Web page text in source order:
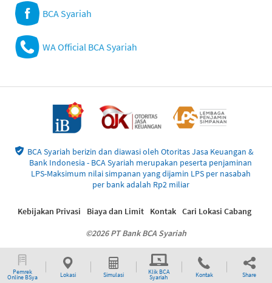
Pemrek
Online BSya Lokasi Simulasi Klik BCA
Syariah Kontak Share
BCA Syariah
WA Official BCA Syariah
BCA Syariah berizin dan diawasi oleh Otoritas Jasa Keuangan &
Bank Indonesia - BCA Syariah merupakan peserta penjaminan
LPS-Maksimum nilai simpanan yang dijamin LPS per nasabah
per bank adalah Rp2 miliar
©2026 PT Bank BCA Syariah
Kebijakan Privasi Biaya dan Limit Kontak Cari Lokasi Cabang